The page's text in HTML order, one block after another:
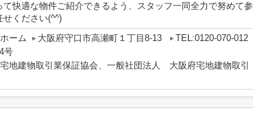
て快適な物件ご紹介できるよう、スタッフ一同全力で努めて参
せください(^^)
ーム 大阪府守口市高瀬町１丁目8-13
TEL:0120-070-012
号
地建物取引業保証協会、一般社団法人 大阪府宅地建物取引